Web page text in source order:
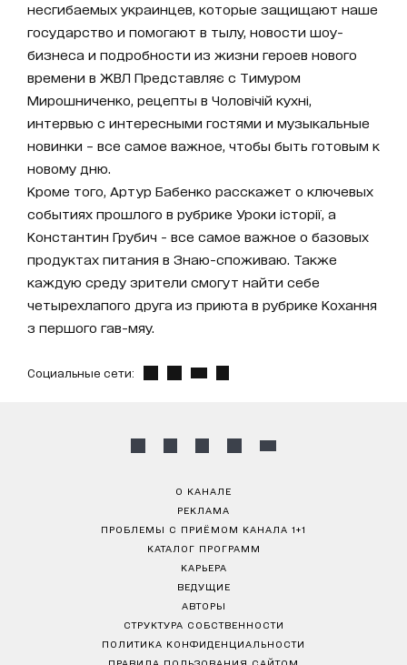
несгибаемых украинцев, которые защищают наше
государство и помогают в тылу, новости шоу-
бизнеса и подробности из жизни героев нового
времени в ЖВЛ Представляє с Тимуром
Мирошниченко, рецепты в Чоловічій кухні,
интервью с интересными гостями и музыкальные
новинки – все самое важное, чтобы быть готовым к
новому дню.
Кроме того, Артур Бабенко расскажет о ключевых
событиях прошлого в рубрике Уроки історії, а
Константин Грубич - все самое важное о базовых
продуктах питания в Знаю-споживаю. Также
каждую среду зрители смогут найти себе
четырехлапого друга из приюта в рубрике Кохання
з першого гав-мяу.
Социальные сети:
О КАНАЛЕ
РЕКЛАМА
ПРОБЛЕМЫ С ПРИЁМОМ КАНАЛА 1+1
КАТАЛОГ ПРОГРАММ
КАРЬЕРА
ВЕДУЩИЕ
АВТОРЫ
СТРУКТУРА СОБСТВЕННОСТИ
ПОЛИТИКА КОНФИДЕНЦИАЛЬНОСТИ
ПРАВИЛА ПОЛЬЗОВАНИЯ САЙТОМ